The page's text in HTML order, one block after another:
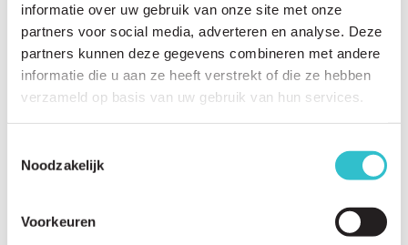
informatie over uw gebruik van onze site met onze
partners voor social media, adverteren en analyse. Deze
partners kunnen deze gegevens combineren met andere
informatie die u aan ze heeft verstrekt of die ze hebben
verzameld op basis van uw gebruik van hun services.
Noodzakelijk
Voorkeuren
Related questions
Viewall questions
What is the purpose of this website?
Is the information medically reviewed?